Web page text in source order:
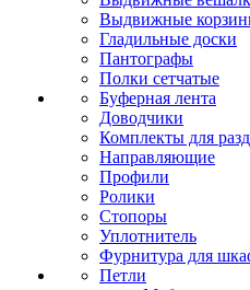
Выдвижные
Гладильные доски
Пантографы
Полки сетчатые
Буферная лента
Доводчики
Комплекты для
Направляющие
Профили
Ролики
Стопоры
Уплотнитель
Фурнитура для
Петли